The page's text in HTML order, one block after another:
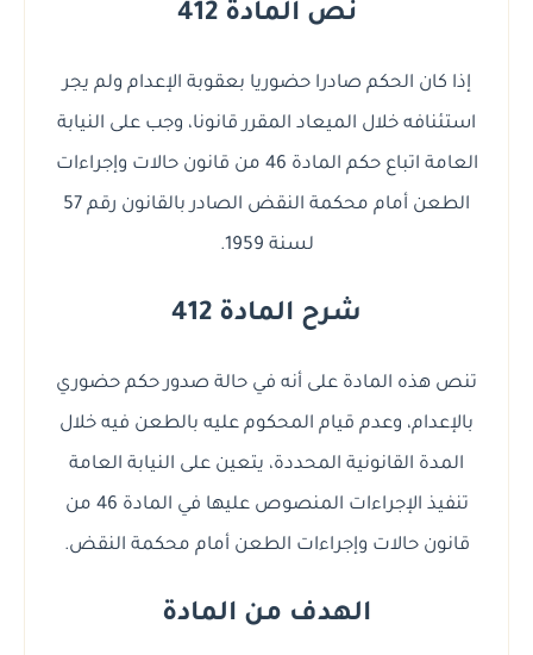
نص المادة 412
إذا كان الحكم صادرا حضوريا بعقوبة الإعدام ولم يجر
استئنافه خلال الميعاد المقرر قانونا، وجب على النيابة
العامة اتباع حكم المادة 46 من قانون حالات وإجراءات
الطعن أمام محكمة النقض الصادر بالقانون رقم 57
لسنة 1959.
شرح المادة 412
تنص هذه المادة على أنه في حالة صدور حكم حضوري
بالإعدام، وعدم قيام المحكوم عليه بالطعن فيه خلال
المدة القانونية المحددة، يتعين على النيابة العامة
تنفيذ الإجراءات المنصوص عليها في المادة 46 من
قانون حالات وإجراءات الطعن أمام محكمة النقض.
الهدف من المادة